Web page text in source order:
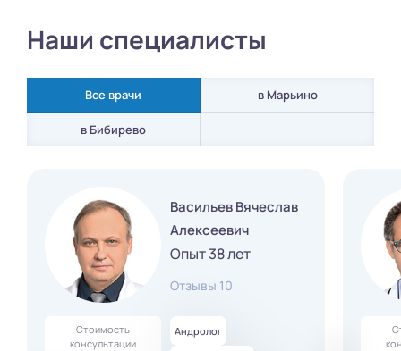
Наши специалисты
Все врачи в Марьино
в Бибирево
Васильев Вячеслав
Алексеевич
Опыт 38 лет
Отзывы 10
Стоимость
консультации
Андролог